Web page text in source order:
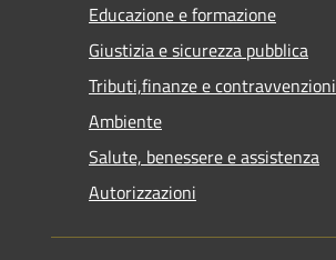
Educazione e formazione
Giustizia e sicurezza pubblica
Tributi,finanze e contravvenzioni
Ambiente
Salute, benessere e assistenza
Autorizzazioni